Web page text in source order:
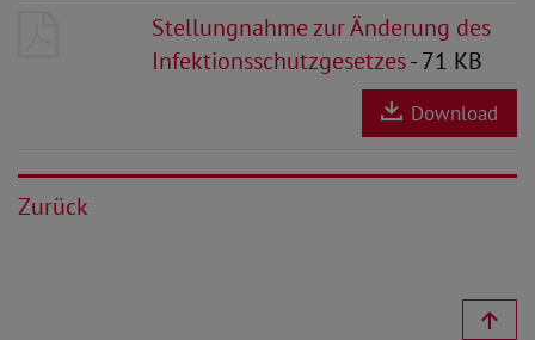
Stellungnahme zur Änderung des
Infektionsschutzgesetzes- 71 KB
Download
Zurück